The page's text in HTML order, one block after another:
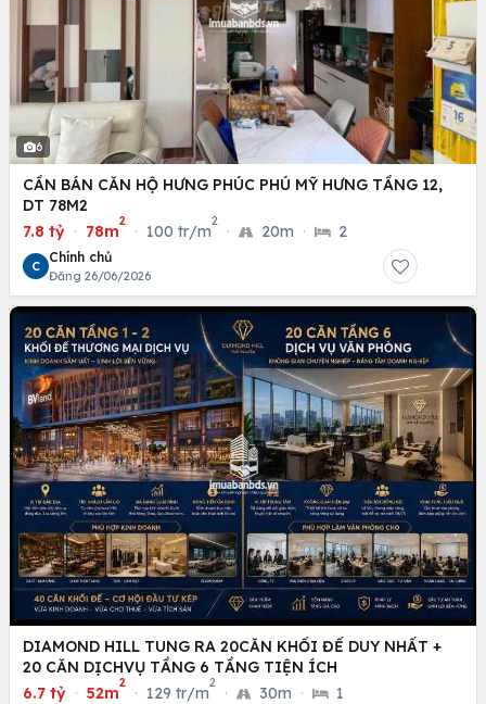
6
CẦN BÁN CĂN HỘ HƯNG PHÚC PHÚ MỸ HƯNG TẦNG 12,
DT 78M2
7.8 tỷ · 78m
2
· 100 tr/m
2
· 20m · 2
C
Chính chủ
Đăng 26/06/2026
DIAMOND HILL TUNG RA 20CĂN KHỐI ĐẾ DUY NHẤT +
20 CĂN DỊCHVỤ TẦNG 6 TẦNG TIỆN ÍCH
6.7 tỷ · 52m
2
· 129 tr/m
2
· 30m · 1